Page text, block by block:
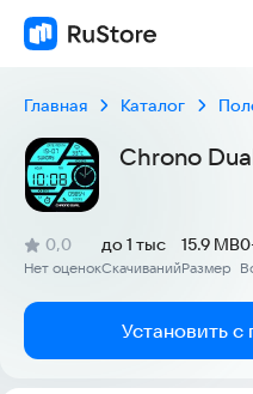
Главная Каталог
Chrono
Рейтинг:
0,0
(
Нет оценок
)
Скачиваний
до 1 тыс
Размер
15.9 MB
Установить